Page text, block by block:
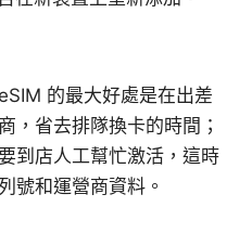
的最大好處是在出差
，省去排隊換卡的時間；
到店人工幫忙激活，這時
號和運營商資料。